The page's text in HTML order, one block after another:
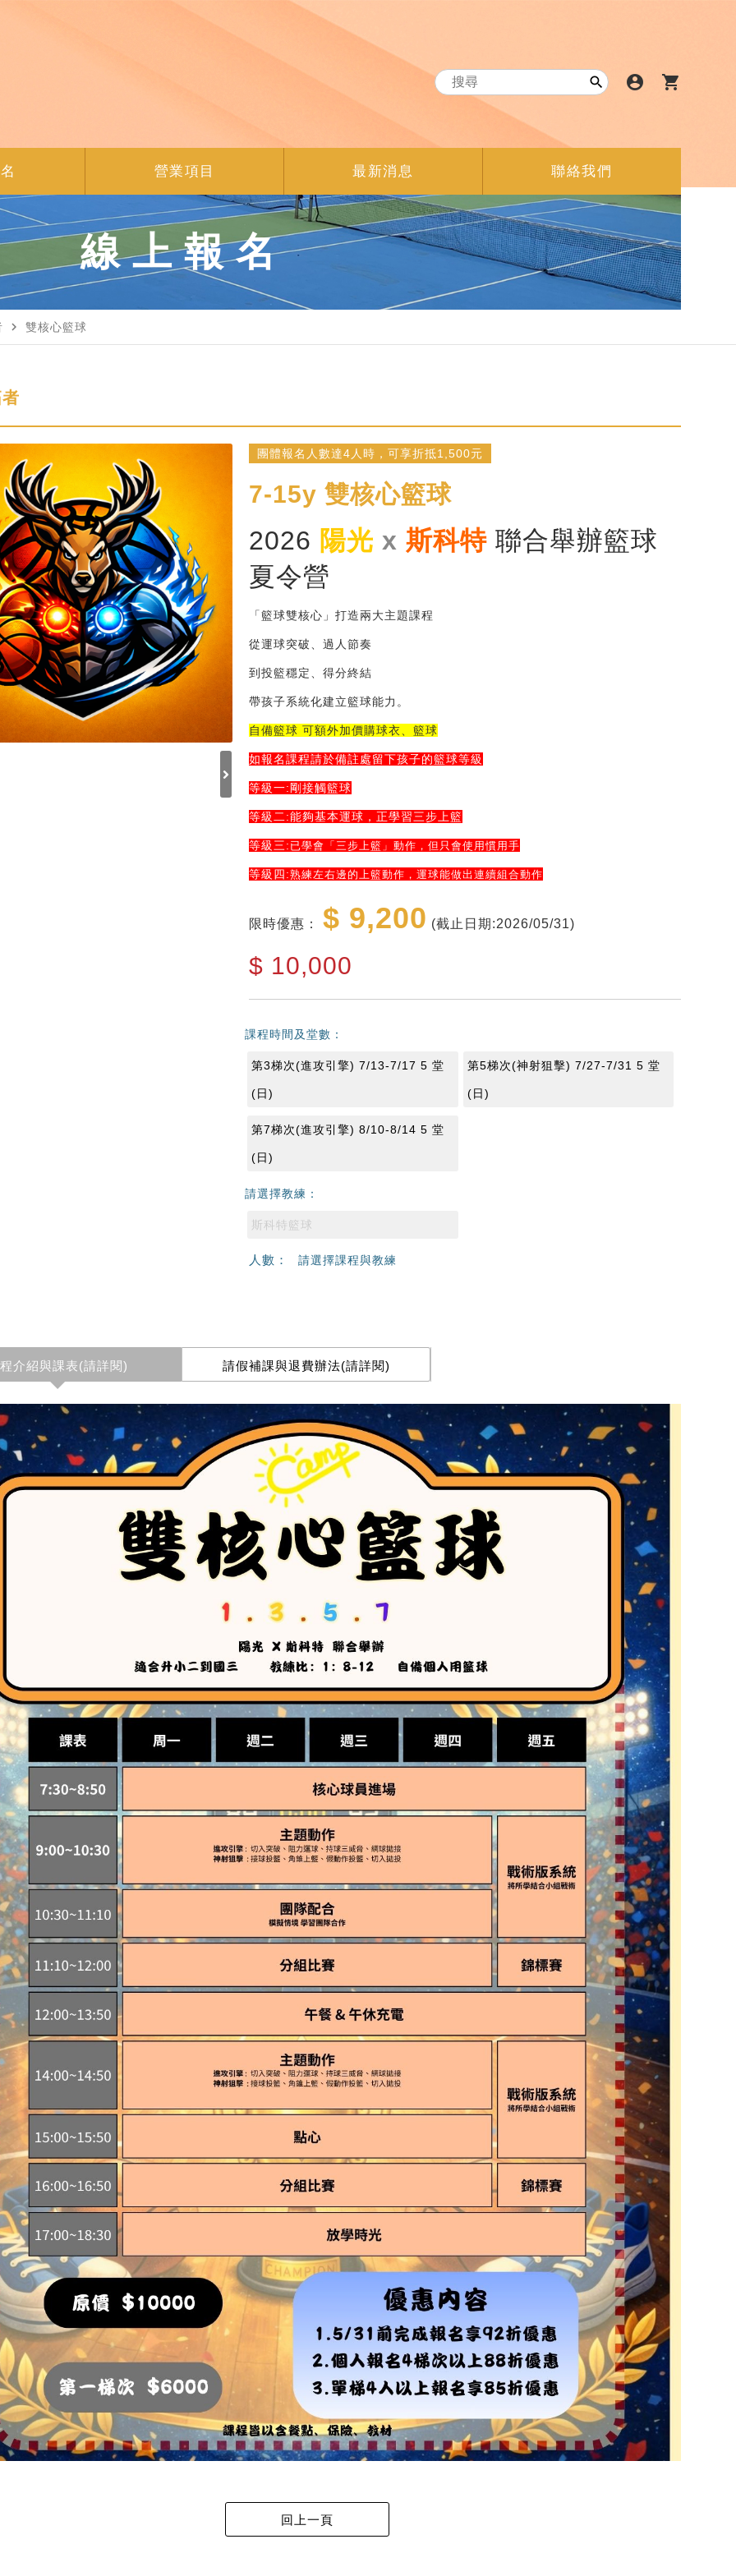
 account_circle shopping_cart
營業項目 最新消息 聯絡我們
線上報名
navigate_next 雙核心籃球
團體報名人數達4人時，可享折抵1,500元
7-15y 雙核心籃球
2026 陽光 x 斯科特 聯合舉辦籃球
夏令營
「籃球雙核心」打造兩大主題課程
從運球突破、過人節奏
到投籃穩定、得分終結
帶孩子系統化建立籃球能力。
自備籃球可額外加價購球衣、籃球
如報名課程請於備註處留下孩子的籃球等級
等級一:剛接觸籃球
等級二:能夠基本運球，正學習三步上籃
等級三: 已學會「三步上籃」動作，但只會使用慣用手
等級四:熟練左右邊的上籃動作，運球能做出連續組合動作
限時優惠：$ 9,200 (截止日期:2026/05/31)
$ 10,000
課程時間及堂數：
第3梯次(進攻引擎) 7/13-7/17 5 堂
(日)
第5梯次(神射狙擊) 7/27-7/31 5 堂
(日)
第7梯次(進攻引擎) 8/10-8/14 5 堂
(日)
請選擇教練：
斯科特籃球
人數： 請選擇課程與教練
介紹與課表(請詳閱) 請假補課與退費辦法(請詳閱)